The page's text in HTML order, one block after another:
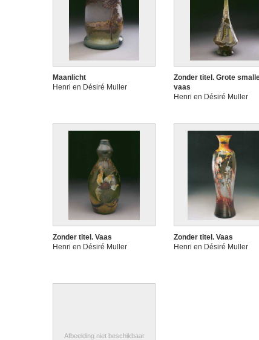
Maanlicht
Henri en Désiré Muller
Zonder titel. Grote
vaas
Henri en Désiré Muller
Zonder titel. Vaas
Henri en Désiré Muller
Zonder titel. Vaas
Henri en Désiré Muller
Afbeelding niet beschikbaar